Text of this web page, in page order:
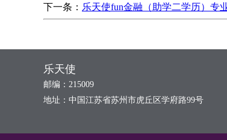
下一条： 乐天使fun金融（助学二学历）专
乐天使
邮编：215009
地址：中国江苏省苏州市虎丘区学府路99号